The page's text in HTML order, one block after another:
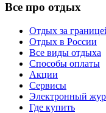
Все про отдых
Отдых за
Отдых в России
Все виды отдыха
Способы оплаты
Акции
Сервисы
Электронный
Где купить